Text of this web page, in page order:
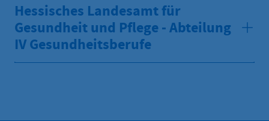
Hessisches Landesamt für
Gesundheit und Pflege - Abteilung
IV Gesundheitsberufe